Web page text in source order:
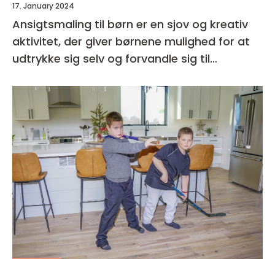
17. January 2024
Ansigtsmaling til børn er en sjov og kreativ
aktivitet, der giver børnene mulighed for at
udtrykke sig selv og forvandle sig til